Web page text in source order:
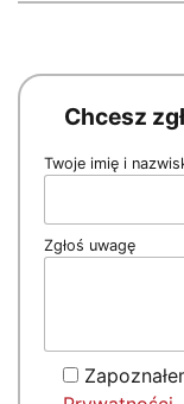
Chcesz
Twoje imię i
Zgłoś uwagę